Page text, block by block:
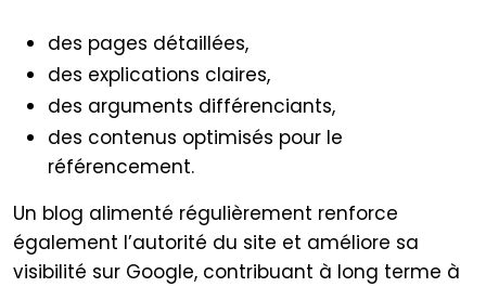
des pages détaillées,
des explications claires,
des arguments différenciants,
des contenus optimisés pour le
référencement.
Un blog alimenté régulièrement renforce
également l’autorité du site et améliore sa
visibilité sur Google, contribuant à long terme à